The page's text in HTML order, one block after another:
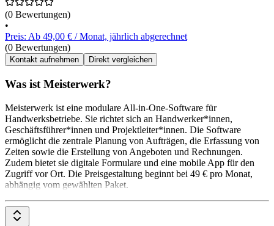
(0 Bewertungen)
•
Preis: Ab 49,00 € / Monat, jährlich abgerechnet
(0 Bewertungen)
Kontakt aufnehmen Direkt vergleichen
Was ist Meisterwerk?
Meisterwerk ist eine modulare All-in-One-Software für
Handwerksbetriebe. Sie richtet sich an Handwerker*innen,
Geschäftsführer*innen und Projektleiter*innen. Die Software
ermöglicht die zentrale Planung von Aufträgen, die Erfassung von
Zeiten sowie die Erstellung von Angeboten und Rechnungen.
Zudem bietet sie digitale Formulare und eine mobile App für den
Zugriff vor Ort. Die Preisgestaltung beginnt bei 49 € pro Monat,
abhängig vom gewählten Paket.